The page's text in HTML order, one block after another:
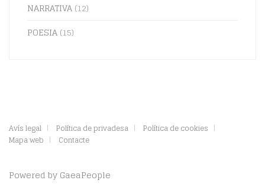
NARRATIVA (12)
POESIA (15)
Avís legal Política de privadesa
Política de cookies
Mapa web
Contacte
Powered by GaeaPeople